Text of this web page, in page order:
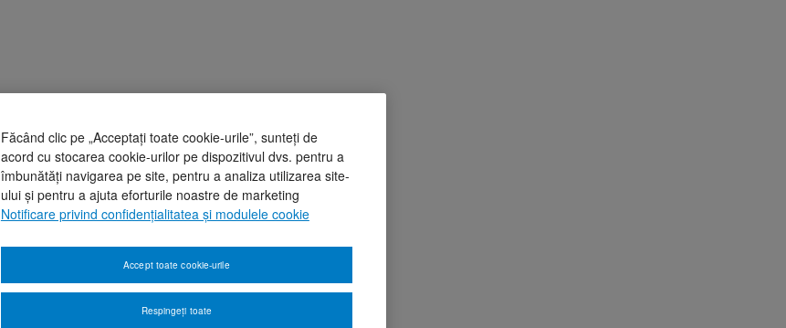
Făcând clic pe „Acceptați toate cookie-urile”, sunteți de
acord cu stocarea cookie-urilor pe dispozitivul dvs. pentru a
îmbunătăți navigarea pe site, pentru a analiza utilizarea site-
ului și pentru a ajuta eforturile noastre de marketing
Notificare privind confidențialitatea și modulele cookie
Respingeți toate
Accept toate cookie-urile